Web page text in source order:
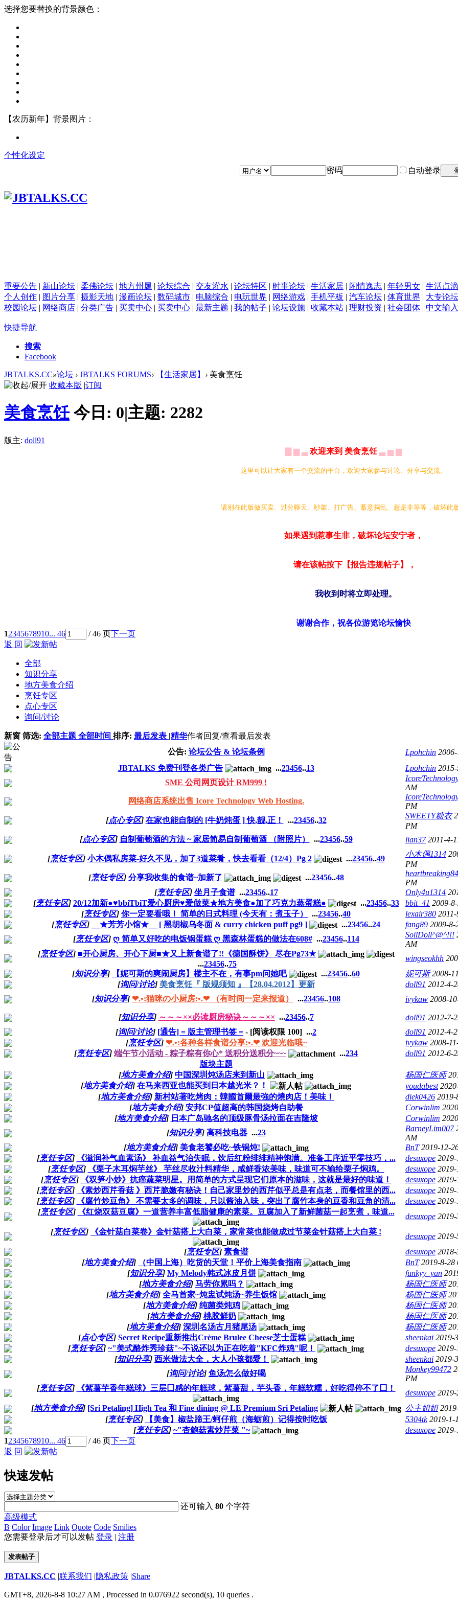
选择您要替换的背景颜色：
【农历新年】背景图片：
个性化设定
密码
自动登录
重要公告 | 新山论坛 | 柔佛论坛 | 地方州属 | 论坛综合 | 交友灌水 | 论坛特区 | 时事论坛 | 生活家居 | 闲情逸志 | 年轻男女 | 生活点滴
个人创作 | 图片分享 | 摄影天地 | 漫画论坛 | 数码城市 | 电脑综合 | 电玩世界 | 网络游戏 | 手机平板 | 汽车论坛 | 体育世界 | 大专论坛
校园论坛 | 网络商店 | 分类广告 | 买卖中心 | 买卖中心 | 最新主题 | 我的帖子 | 论坛设施 | 收藏本站 | 理财投资 | 社会团体 | 中文输入
快捷导航
搜索
Facebook
JBTALKS.CC»论坛 › JBTALKS FORUMS› 【生活家居】 › 美食烹饪
收藏本版 |订阅
美食烹饪 今日: 0|主题: 2282
版主: doll91
▇ ▆ ▃ 欢迎来到 美食烹饪 ▃ ▅ ▆
这里可以让大家有一个交流的平台，欢迎大家参与讨论、分享与交流。
请别在此版做买卖、过分聊天、吵架、打广告、蓄意捣乱、惹是非等等，破坏此
如果遇到惹事生非，破坏论坛安宁者，
请在该帖按下【报告违规帖子】，
我收到时将立即处理。
谢谢合作，祝各位游览论坛愉快
12345678910... 46 / 46 页下一页
返 回
全部
知识分享
地方美食介绍
烹饪专区
点心专区
询问/讨论
新窗 筛选: 全部主题 全部时间 排序: 最后发表 |精华作者回复/查看最后发表
公告: 论坛公告 & 论坛条例 Lpohchin
JBTALKS 免费刊登各类广告
...23456..13 Lpohchin
SME 公司网页设计 RM999 !
AM
网络商店系统出售 Icore Technology Web Hosting.
PM
[点心专区] 在家也能自制的 [牛奶炖蛋 ] 快,靓,正！ ...23456..32
SWEETY糖衣
PM
[点心专区] 自制葡萄酒的方法 ~ 家居简易自制葡萄酒 （附照片） ...23456..59 lian37 2011-4-
[烹饪专区] 小木偶私房菜-好久不见，加了3道菜肴，快去看看（12/4）Pg 2 ...23456..49
小木偶1314
PM
[烹饪专区] 分享我收集的食谱~加新了 ...23456..48
heartbreaking84
PM
[烹饪专区] 坐月子食谱 ...23456..17 Only4u1314
[烹饪专区] 20/12加新●♥bbiTbiT爱心厨房♥爱做菜★地方美食●加了巧克力蒸蛋糕● ...23456..33 bbit_41 2009-
[烹饪专区] 你一定要看哦！ 简单的日式料理 (今天有：煮玉子） ...23456..40 lexair380
[烹饪专区] __★芳芳小馆★__ [ 黑胡椒乌冬面 & curry chicken puff pg9 ] ...23456..24 fang89 2009-8-
[烹饪专区] ღ 简单又好吃的电饭锅蛋糕 ღ 黑森林蛋糕的做法在608# ...23456..114 SoilDoll^@^!!!
AM
[烹饪专区] ■开心厨房、开心下厨■★又上新食谱了!!《德国酥饼》 尽在Pg73★
...23456..75
wingseokhh
[知识分享] 【妮可斯的爽闹厨房】楼主不在，有事pm问她吧 ...23456..60 妮可斯 2008-
[询问/讨论] 美食烹饪『 版规须知 』【28.04.2012】更新 doll91 2012-4-
[知识分享] ❤.•:猫咪の小厨房:•.❤ （有时间一定来报道） ...23456..108 ivykaw 2008-
[知识分享] ～～～××必读厨房秘诀～～～×× ...23456..7 doll91 2012-7-
[询问/讨论] [通告] = 版主管理书签 = - [阅读权限 100] ...2 doll91 2012-4-
[烹饪专区] ❤.•:各种各样食谱分享:•.❤ 欢迎光临哦~ ivykaw 2008-
[烹饪专区] 端午节小活动 - 粽子粽有你心* 送积分送积分~~~ ...234 doll91 2012-6-
版块主题
[地方美食介绍] 中国深圳炖汤店来到新山 杨国仁医师
[地方美食介绍] 在马来西亚也能买到日本越光米？！ youdabest
[地方美食介绍] 新村站著吃烤肉：韓國首爾最強的燒肉店！美味！ diek0426 2019-
[地方美食介绍] 安邦CP值超高的韩国烧烤自助餐 Corwinlim
[地方美食介绍] 日本广岛驰名的顶级豚骨汤拉面在吉隆坡 Corwinlim
[知识分享] 高科技电器 ...23 BarneyLim007
AM
[地方美食介绍] 美食老饕必吃~铁锅炖! BnT 2019-12-
[烹饪专区] 《滋润补气血素汤》 补血益气治失眠，饮后红粉绯绯精神饱满。准备工序近乎零技巧，... desuxope
[烹饪专区] 《栗子木耳焖芋丝》 芋丝尽收汁料精华，咸鲜香浓美味，味道可不输给栗子焖鸡。 desuxope
[烹饪专区] 《双笋小炒》抗癌蔬菜明星。用简单的方式呈现它们原本的滋味，这就是最好的味道！ desuxope
[烹饪专区] 《素炒西芹香菇 》西芹脆嫩有秘诀！自己家里炒的西芹似乎总是有点老，而餐馆里的西... desuxope
[烹饪专区] 《腐竹炒豆角》 不需要太多的调味，只以酱油入味，突出了腐竹本身的豆香和豆角的清... desuxope
[烹饪专区] 《红烧双菇豆腐》一道营养丰富低脂健康的素菜。豆腐加入了新鲜菌菇一起烹煮，味道...
desuxope
[烹饪专区] 《金针菇白菜卷》金针菇搭上大白菜，家常菜也能做成过节菜金针菇搭上大白菜 !
desuxope
[烹饪专区] 素食谱 desuxope
[地方美食介绍] （中国上海）吃货的天堂！平价上海美食指南 BnT 2019-8-28
[知识分享] My Melody韩式冰皮月饼 funkyy_yan
[地方美食介绍] 马劳你累吗？ 杨国仁医师
[地方美食介绍] 全马首家~炖盅试炖汤~养生饭馆 杨国仁医师
[地方美食介绍] 纯菌类炖鸡 杨国仁医师
[地方美食介绍] 桃胶鲜奶 杨国仁医师
[地方美食介绍] 深圳名汤古月猪尾汤 杨国仁医师
[点心专区] Secret Recipe重新推出Crème Brulee Cheese芝士蛋糕 sheenkai 2019-
[烹饪专区] ~"美式酪炸秀珍菇"~不说还以为正在吃着"KFC炸鸡"呢！ desuxope
[知识分享] 西米做法大全，大人小孩都愛！ sheenkai 2019-
[询问/讨论] 鱼汤怎么做好喝 Monkey99472
PM
[烹饪专区] 《紫薯芋香年糕球》三层囗感的年糕球，紫薯甜，芋头香，年糕软糯，好吃得停不了囗！
desuxope
[地方美食介绍] [Sri Petaling] High Tea 和 Fine dining @ LE Premium Sri Petaling 公主姐姐
[烹饪专区] 【美食】椒盐蹄王/蚵仔煎（海蛎煎）记得按时吃饭 5304tk 2019-1-
[烹饪专区] ~"杏鲍菇素炒芹菜 "~ desuxope
12345678910... 46 / 46 页下一页
返 回
快速发帖
还可输入80 个字符
高级模式
B Color Image Link Quote Code Smilies
您需要登录后才可以发帖 登录 | 注册
发表帖子
JBTALKS.CC |联系我们 |隐私政策 |Share
GMT+8, 2026-8-8 10:27 AM , Processed in 0.076922 second(s), 10 queries .